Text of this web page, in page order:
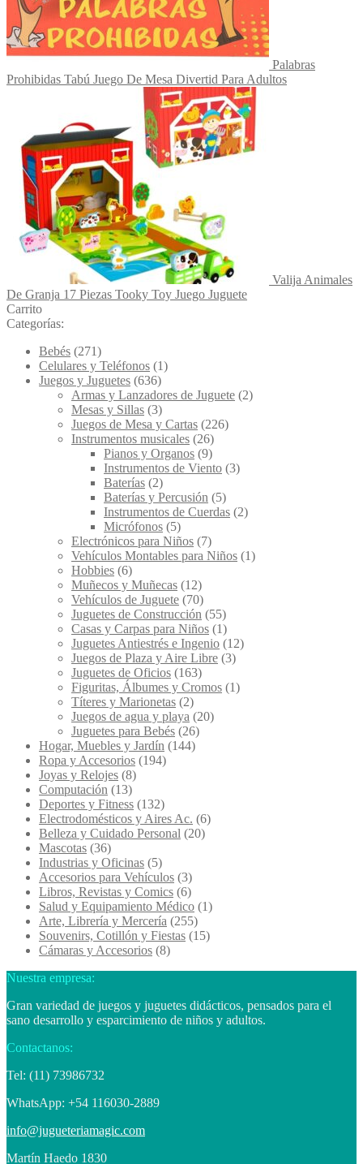
Palabras
Prohibidas Tabú Juego De Mesa Divertid Para Adultos
Valija Animales
De Granja 17 Piezas Tooky Toy Juego Juguete
Carrito
Categorías:
Bebés (271)
Celulares y Teléfonos (1)
Juegos y Juguetes (636)
Armas y Lanzadores de Juguete (2)
Mesas y Sillas (3)
Juegos de Mesa y Cartas (226)
Instrumentos musicales (26)
Pianos y Organos (9)
Instrumentos de Viento (3)
Baterías (2)
Baterías y Percusión (5)
Instrumentos de Cuerdas (2)
Micrófonos (5)
Electrónicos para Niños (7)
Vehículos Montables para Niños (1)
Hobbies (6)
Muñecos y Muñecas (12)
Vehículos de Juguete (70)
Juguetes de Construcción (55)
Casas y Carpas para Niños (1)
Juguetes Antiestrés e Ingenio (12)
Juegos de Plaza y Aire Libre (3)
Juguetes de Oficios (163)
Figuritas, Álbumes y Cromos (1)
Títeres y Marionetas (2)
Juegos de agua y playa (20)
Juguetes para Bebés (26)
Hogar, Muebles y Jardín (144)
Ropa y Accesorios (194)
Joyas y Relojes (8)
Computación (13)
Deportes y Fitness (132)
Electrodomésticos y Aires Ac. (6)
Belleza y Cuidado Personal (20)
Mascotas (36)
Industrias y Oficinas (5)
Accesorios para Vehículos (3)
Libros, Revistas y Comics (6)
Salud y Equipamiento Médico (1)
Arte, Librería y Mercería (255)
Souvenirs, Cotillón y Fiestas (15)
Cámaras y Accesorios (8)
Nuestra empresa:
Gran variedad de juegos y juguetes didácticos, pensados para el
sano desarrollo y esparcimiento de niños y adultos.
Contactanos:
Tel: (11) 73986732
WhatsApp: +54 116030-2889
info@jugueteriamagic.com
Martín Haedo 1830